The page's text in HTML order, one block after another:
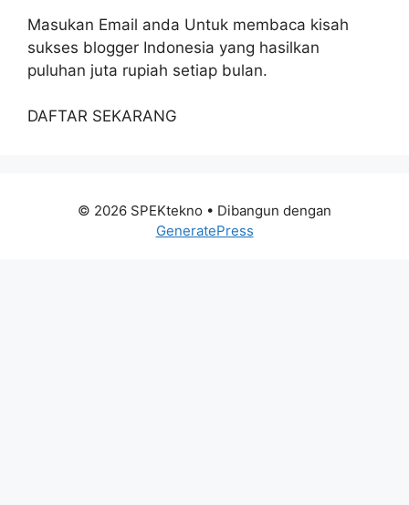
Masukan Email anda Untuk membaca kisah
sukses blogger Indonesia yang hasilkan
puluhan juta rupiah setiap bulan.
DAFTAR SEKARANG
© 2026 SPEKtekno • Dibangun dengan
GeneratePress